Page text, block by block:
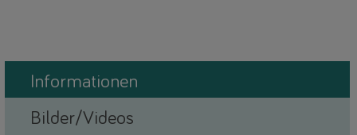
Informationen
Bilder/Videos